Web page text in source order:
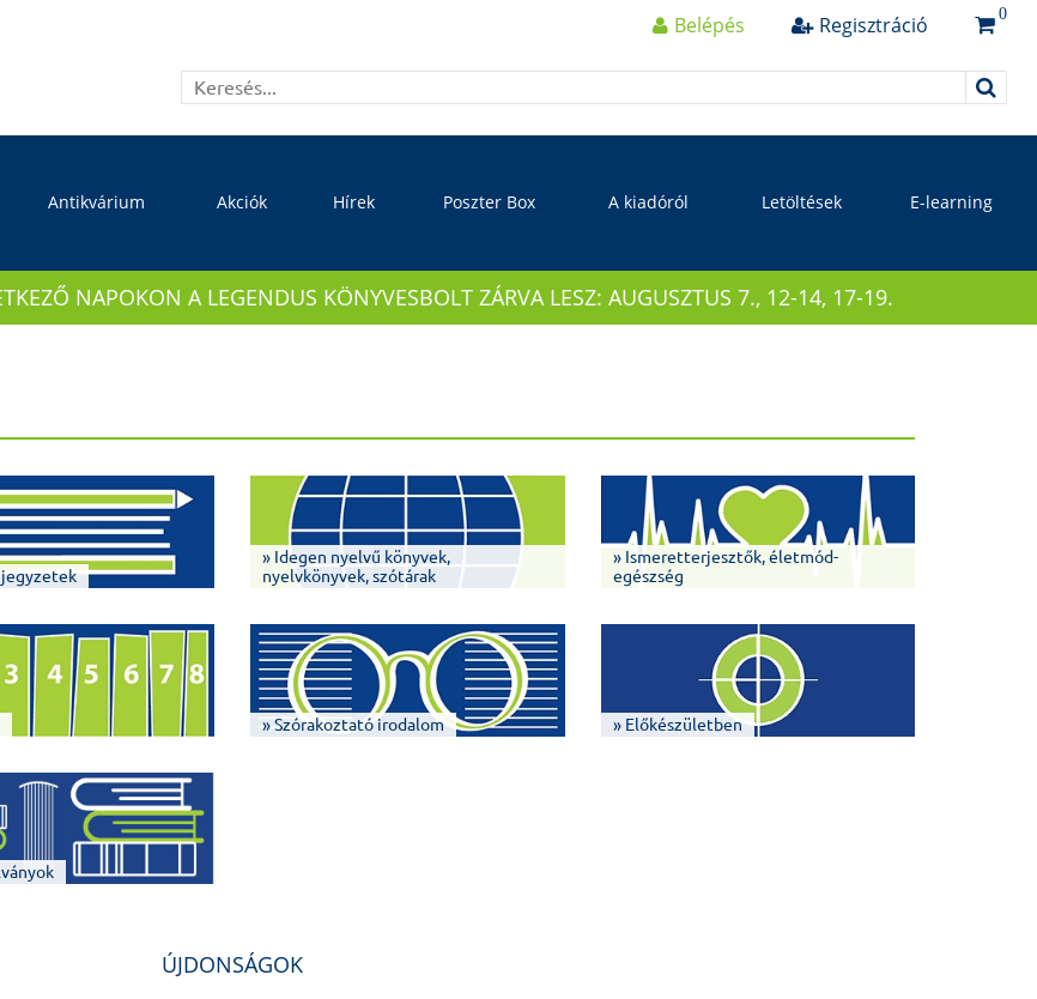
Belépés Regisztráció 0
Antikvárium Akciók Hírek Poszter Box A kiadóról Letöltések E-learning
NAPOKON A LEGENDUS KÖNYVESBOLT ZÁRVA LESZ: AUGUSZTUS 7., 12-14, 17-19.
» Idegen nyelvű könyvek,
nyelvkönyvek, szótárak
» Ismeretterjesztők, életmód-
egészség
» Szórakoztató irodalom » Előkészületben
ÚJDONSÁGOK